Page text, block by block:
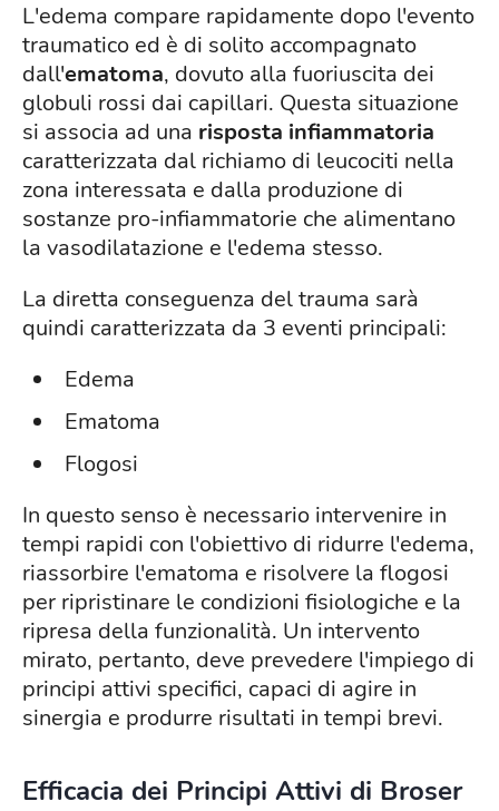
L'edema compare rapidamente dopo l'evento
traumatico ed è di solito accompagnato
dall'ematoma, dovuto alla fuoriuscita dei
globuli rossi dai capillari. Questa situazione
si associa ad una risposta infiammatoria
caratterizzata dal richiamo di leucociti nella
zona interessata e dalla produzione di
sostanze pro-infiammatorie che alimentano
la vasodilatazione e l'edema stesso.
La diretta conseguenza del trauma sarà
quindi caratterizzata da 3 eventi principali:
Edema
Ematoma
Flogosi
In questo senso è necessario intervenire in
tempi rapidi con l'obiettivo di ridurre l'edema,
riassorbire l'ematoma e risolvere la flogosi
per ripristinare le condizioni fisiologiche e la
ripresa della funzionalità. Un intervento
mirato, pertanto, deve prevedere l'impiego di
principi attivi specifici, capaci di agire in
sinergia e produrre risultati in tempi brevi.
Efficacia dei Principi Attivi di Broser